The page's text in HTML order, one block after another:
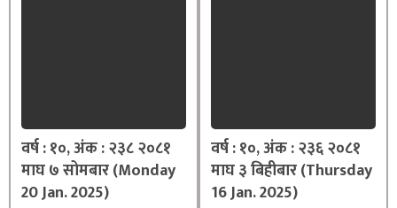
वर्ष : १०, अंक : २३८ २०८१
माघ ७ सोमबार (Monday
20 Jan. 2025)
वर्ष : १०, अंक : २३६ २०८१
माघ ३ बिहीबार (Thursday
16 Jan. 2025)